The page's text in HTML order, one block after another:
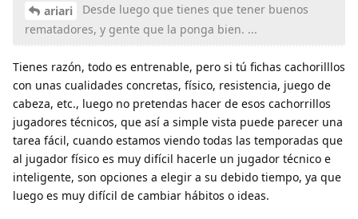
ariari
Desde luego que tienes que tener buenos
rematadores, y gente que la ponga bien. ...
Tienes razón, todo es entrenable, pero si tú fichas cachorilllos
con unas cualidades concretas, físico, resistencia, juego de
cabeza, etc., luego no pretendas hacer de esos cachorrillos
jugadores técnicos, que así a simple vista puede parecer una
tarea fácil, cuando estamos viendo todas las temporadas que
al jugador físico es muy difícil hacerle un jugador técnico e
inteligente, son opciones a elegir a su debido tiempo, ya que
luego es muy difícil de cambiar hábitos o ideas.